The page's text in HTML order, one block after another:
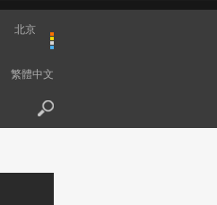
北京
繁體中文